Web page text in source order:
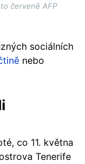
červeně AFP
sociálních
nebo
co 11. května
Tenerife